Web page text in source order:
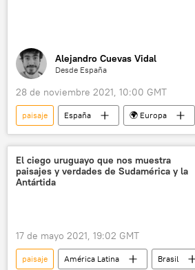
Alejandro Cuevas Vidal
Desde España
28 de noviembre 2021, 10:00 GMT
paisaje España
🌍 Europa
🎭 Arte y cultura
fotografía
naturaleza
⭐ Especiales
El ciego uruguayo que nos muestra
paisajes y verdades de Sudamérica y la
Antártida
17 de mayo 2021, 19:02 GMT
paisaje América Latina
Brasil